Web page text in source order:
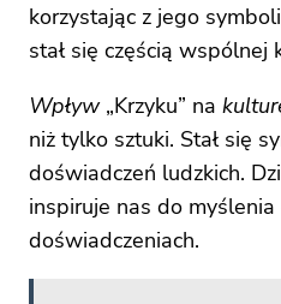
korzystając z jego
stał się częścią wspólnej
Wpływ„Krzyku” na
niż tylko sztuki. Stał się
doświadczeń ludzkich.
inspiruje nas do myślenia
doświadczeniach.